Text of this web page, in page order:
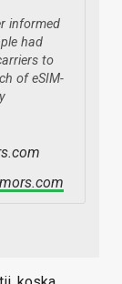
informed
had
to
of eSIM-